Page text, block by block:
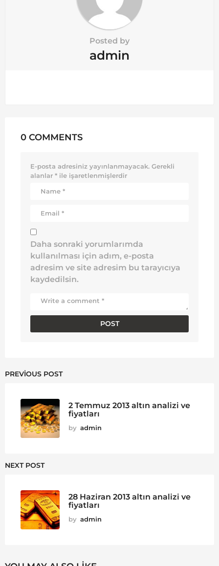
Posted by
admin
0 COMMENTS
E-posta adresiniz yayınlanmayacak. Gerekli
alanlar * ile işaretlenmişlerdir
Daha sonraki yorumlarımda
kullanılması için adım, e-posta
adresim ve site adresim bu tarayıcıya
kaydedilsin.
PREVIOUS POST
2 Temmuz 2013 altın analizi ve
fiyatları
by admin
NEXT POST
28 Haziran 2013 altın analizi ve
fiyatları
by admin